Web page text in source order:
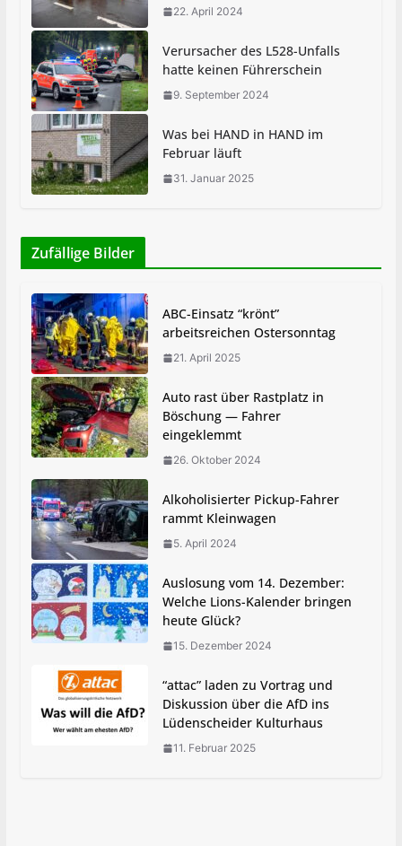
22. April 2024
Verursacher des L528-Unfalls
hatte keinen Führerschein
9. September 2024
Was bei HAND in HAND im
Februar läuft
31. Januar 2025
Zufällige Bilder
ABC-Einsatz “krönt”
arbeitsreichen Ostersonntag
21. April 2025
Auto rast über Rastplatz in
Böschung — Fahrer
eingeklemmt
26. Oktober 2024
Alkoholisierter Pickup-Fahrer
rammt Kleinwagen
5. April 2024
Auslosung vom 14. Dezember:
Welche Lions-Kalender bringen
heute Glück?
15. Dezember 2024
“attac” laden zu Vortrag und
Diskussion über die AfD ins
Lüdenscheider Kulturhaus
11. Februar 2025